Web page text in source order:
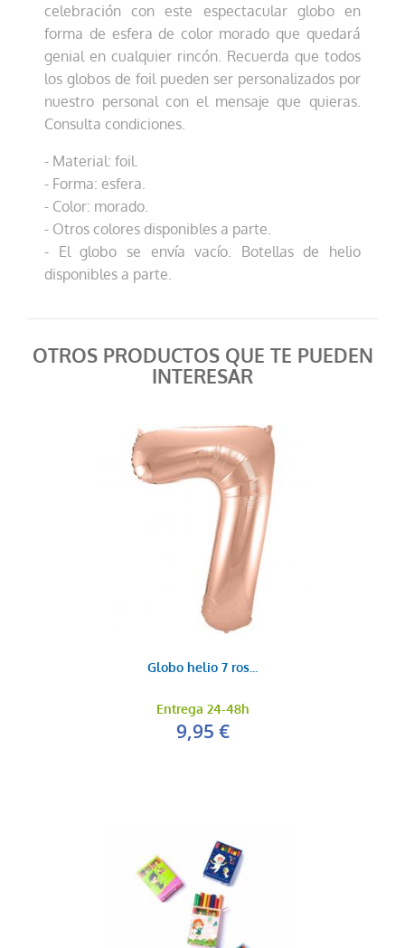
Globo helio esfer...
6,99 €
AÑADIR AL CARRITO
Globo helio esfer...
Globo helio esfer...
6,99 €
AÑADIR AL CARRITO
celebración con este espectacular globo en
forma de esfera de color morado que quedará
genial en cualquier rincón. Recuerda que todos
los globos de foil pueden ser personalizados por
nuestro personal con el mensaje que quieras.
Consulta condiciones.
- Material: foil.
- Forma: esfera.
- Color: morado.
- Otros colores disponibles a parte.
- El globo se envía vacío. Botellas de helio
disponibles a parte.
OTROS PRODUCTOS QUE TE PUEDEN
INTERESAR
Globo helio 7 ros...
Entrega 24-48h
9,95 €